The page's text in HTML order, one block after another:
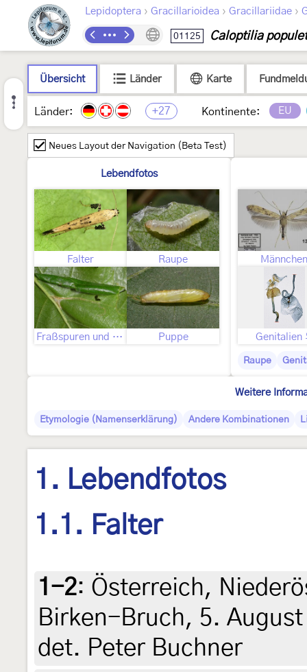
Lepidoptera › Gracillarioidea › Gracillariidae ›
01125 Caloptilia
Übersicht Länder Karte
Länder: +27 Kontinente: EU
Neues Layout der Navigation (Beta Test)
Lebendfotos
Falter Raupe
Fraßspuren und Befallsbild Puppe
Männchen
Genitalien
Raupe
Weitere
Etymologie (Namenserklärung) Andere Kombinationen
1. Lebendfotos
1.1. Falter
1-2: Österreich,
Birken-Bruch, 5.
det. Peter Buchner